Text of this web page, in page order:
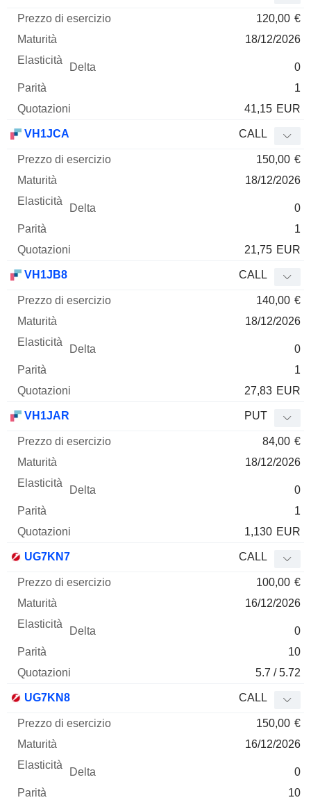
120,00 €
18/12/2026
0
1
41,15 EUR
VH1JCA CALL
150,00 €
18/12/2026
0
1
21,75 EUR
VH1JB8 CALL
140,00 €
18/12/2026
0
1
27,83 EUR
VH1JAR PUT
84,00 €
18/12/2026
0
1
1,130 EUR
UG7KN7 CALL
100,00 €
16/12/2026
0
10
5.7 / 5.72
UG7KN8 CALL
150,00 €
16/12/2026
0
10